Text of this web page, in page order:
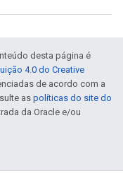
desta página é
4.0 do Creative
de acordo com a
aspolíticas do site do
da Oracle e/ou